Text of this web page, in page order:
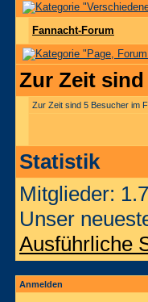
Fannacht-Forum
Zur Zeit
Zur Zeit sind 5 Besucher im
Statistik
Mitglieder:
Unser
Ausführliche
Anmelden